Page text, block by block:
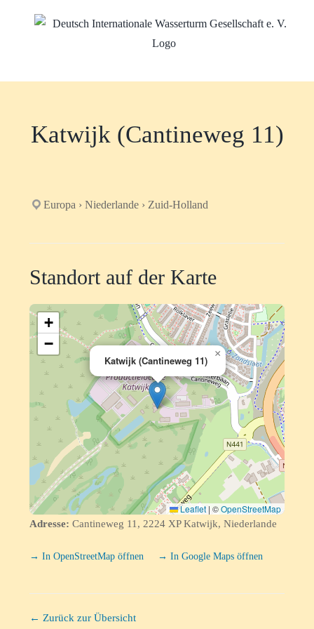
Katwijk (Cantineweg 11)
Europa › Niederlande › Zuid-Holland
Standort auf der Karte
Katwijk (Cantineweg 11)
×
+
−
Leaflet | ©OpenStreetMap
Adresse: Cantineweg 11, 2224 XP Katwijk, Niederlande
→ In OpenStreetMap öffnen → In Google Maps öffnen
← Zurück zur Übersicht